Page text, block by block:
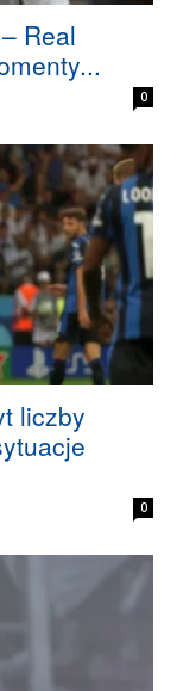
Real
0
liczby
0